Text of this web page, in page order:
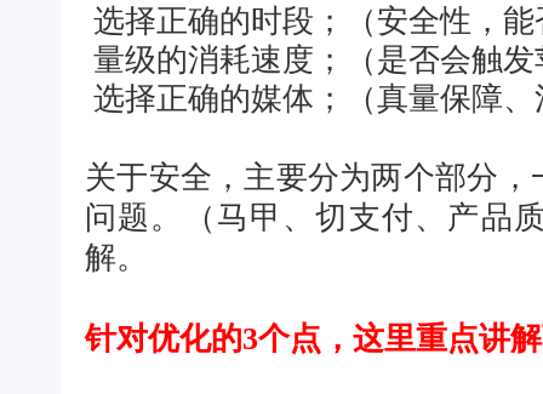
选择正确的时段；（安全性，
量级的消耗速度；（是否会触
选择正确的媒体；（真量保障
关于安全，主要分为两个部分
问题。（马甲、切支付、产品
解。
针对优化的3个点，这里重点讲